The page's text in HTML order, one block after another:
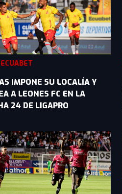
IMPONE SU LOCALÍA Y
A LEONES FC EN LA
24 DE LIGAPRO